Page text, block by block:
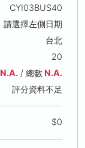
CYI03BUS40
請選擇左側日期
台北
20
N.A./ 總數N.A.
評分資料不足
$0